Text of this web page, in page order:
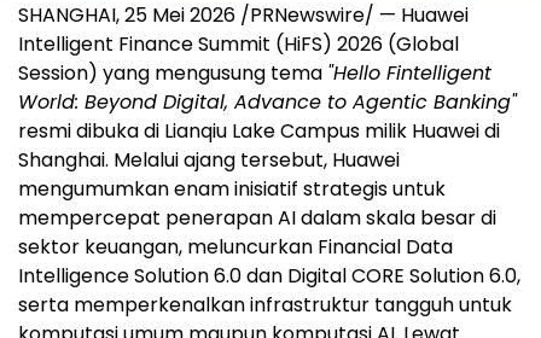
SHANGHAI, 25 Mei 2026 /PRNewswire/ — Huawei
Intelligent Finance Summit (HiFS) 2026 (Global
Session) yang mengusung tema "Hello Fintelligent
World: Beyond Digital, Advance to Agentic Banking"
resmi dibuka di Lianqiu Lake Campus milik Huawei di
Shanghai. Melalui ajang tersebut, Huawei
mengumumkan enam inisiatif strategis untuk
mempercepat penerapan AI dalam skala besar di
sektor keuangan, meluncurkan Financial Data
Intelligence Solution 6.0 dan Digital CORE Solution 6.0,
serta memperkenalkan infrastruktur tangguh untuk